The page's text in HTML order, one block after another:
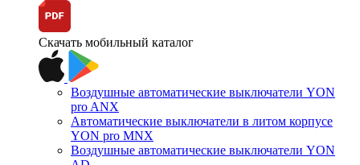
Скачать мобильный каталог
Воздушные автоматические выключатели YON
pro ANX
Автоматические выключатели в литом корпусе
YON pro MNX
Воздушные автоматические выключатели YON